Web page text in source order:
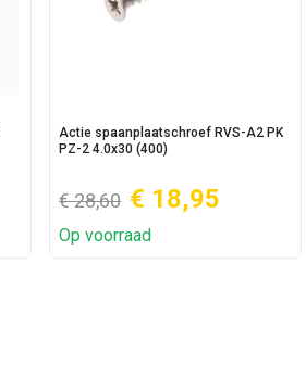
Actie spaanplaatschroef RVS-A2 PK
PZ-2 4.0x30 (400)
€ 28,60 € 18,95
Op voorraad